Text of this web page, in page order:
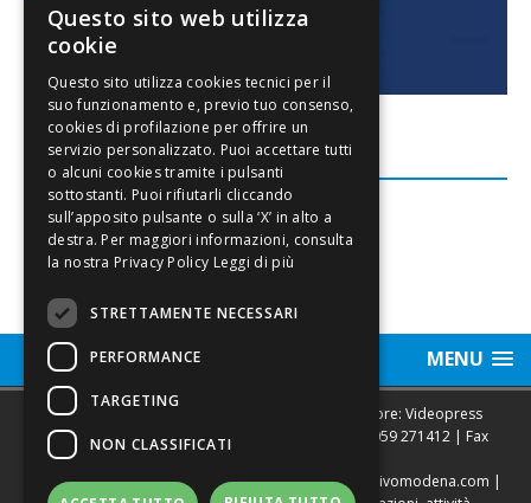
FACEBOOK
MENU
Sede legale, Redazione, pubblicità e annunci Editore: Videopress
Modena S.r.l. via Emilia Est, 402/6 - Modena | Tel.
059 271412 | Fax
Direttore Resp. Giovanni Botti | email:redazione@vivomodena.com |
Questo sito web utilizza
cookie
Leggi di più
STRETTAMENTE NECESSARI
PERFORMANCE
TARGETING
NON CLASSIFICATI